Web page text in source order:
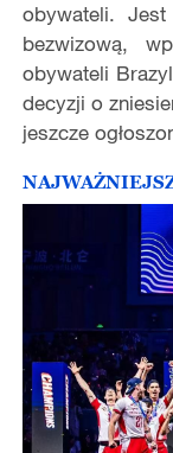
obywateli.
bezwizową,
obywateli
decyzji o
jeszcze